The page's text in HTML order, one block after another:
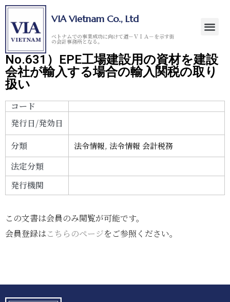
VIA Vietnam Co., Ltd
ベトナムでの事業成功に向けて道－ＶＩＡ－を示す街
の会計事務所となる。
No.631）EPE工場建設用の資材を建設
会社が輸入する場合の輸入関税の取り
扱い
コード
発行日/発効日
分類
法令情報,法令情報 会計税務
法定分類
発行機関
この文書は会員のみ閲覧が可能です。
会員登録はこちらのページをご参照ください。